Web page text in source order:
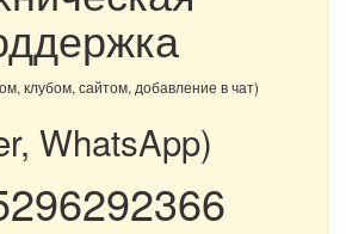
клубом, сайтом, добавление в чат)
WhatsApp)